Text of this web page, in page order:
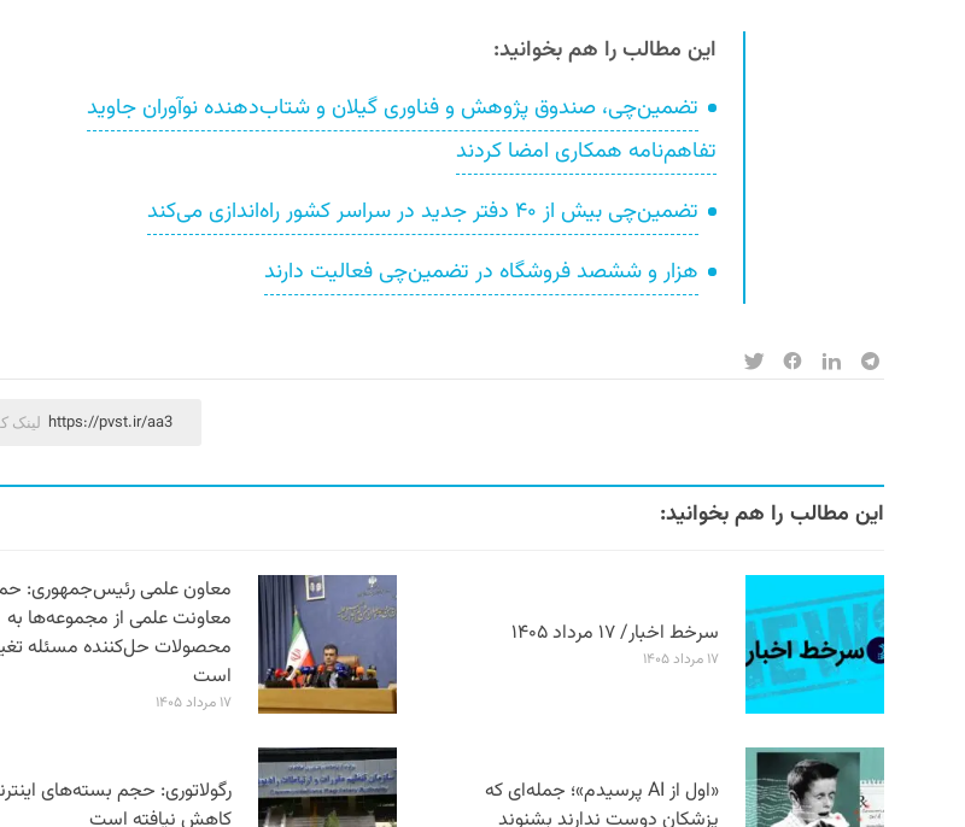
این مطالب را هم بخوانید:
تضمین‌چی، صندوق پژوهش و فناوری گیلان و شتاب‌دهنده نوآوران جاوید
تفاهم‌نامه همکاری امضا کردند
تضمین‌چی بیش از ۴۰ دفتر جدید در سراسر کشور راه‌اندازی می‌کند
هزار و ششصد فروشگاه در تضمین‌چی فعالیت دارند
لینک https://pvst.ir/aa3
این مطالب را هم بخوانید:
سرخط اخبار/ ۱۷ مرداد ۱۴۰۵
۱۷ مرداد ۱۴۰۵
معاون علمی رئیس‌جمهوری:
معاونت علمی از مجموعه‌ها به
محصولات حل‌کننده مسئله
است
۱۷ مرداد ۱۴۰۵
«اول از AI پرسیدم»؛ جمله‌ای که
پزشکان دوست ندارند بشنوند
رگولاتوری: حجم بسته‌های
کاهش نیافته است